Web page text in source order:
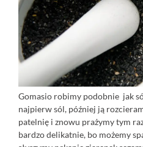
Gomasio robimy podobnie jak
najpierw sól, później ją
patelnię i znowu prażymy tym
bardzo delikatnie, bo możemy